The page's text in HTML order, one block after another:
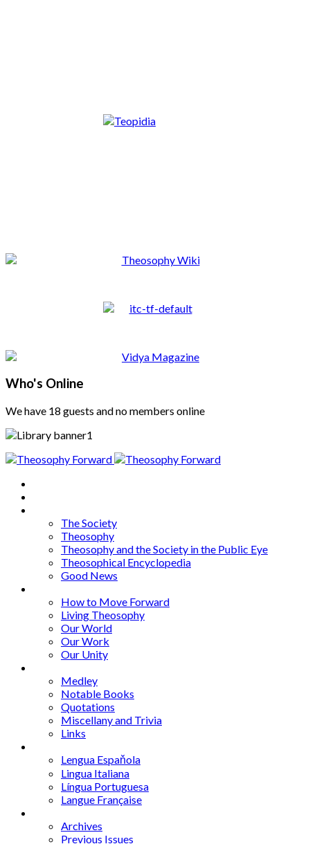
Who's Online
We have 18 guests and no members online
The Society
Theosophy
Theosophy and the Society in the Public Eye
Theosophical Encyclopedia
Good News
How to Move Forward
Living Theosophy
Our World
Our Work
Our Unity
Medley
Notable Books
Quotations
Miscellany and Trivia
Links
Lengua Espaňola
Lingua Italiana
Língua Portuguesa
Langue Française
Archives
Previous Issues